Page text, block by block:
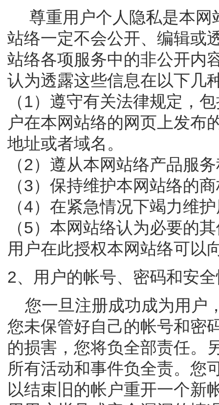
尊重用户个人隐私是本网
站络一定不会公开、编辑或
站络各项服务中的非公开内
认为透露这些信息在以下几
（1）遵守有关法律规定，
户在本网站络的网页上发布
地址或者域名。
（2）遵从本网站络产品服
（3）保持维护本网站络的
（4）在紧急情况下竭力维
（5）本网站络认为必要的
用户在此授权本网站络可以
2、用户的帐号、密码和安
您一旦注册成功成为用户
您未保管好自己的帐号和密
的损害，您将负全部责任。
所有活动和事件负全责。您
以结束旧的帐户重开一个新